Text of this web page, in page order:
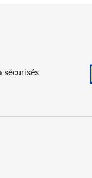
sécurisés